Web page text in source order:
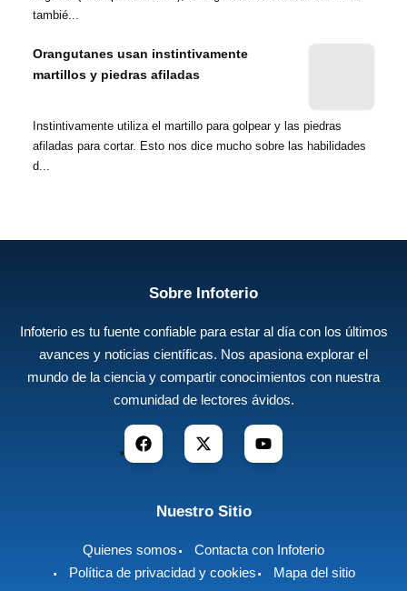
tambié...
Orangutanes usan instintivamente
martillos y piedras afiladas
Instintivamente utiliza el martillo para golpear y las piedras
afiladas para cortar. Esto nos dice mucho sobre las habilidades
d...
Sobre Infoterio
Infoterio es tu fuente confiable para estar al día con los últimos
avances y noticias científicas. Nos apasiona explorar el
mundo de la ciencia y compartir conocimientos con nuestra
comunidad de lectores ávidos.
Nuestro Sitio
Quienes somos
Contacta con Infoterio
Política de privacidad y cookies
Mapa del sitio